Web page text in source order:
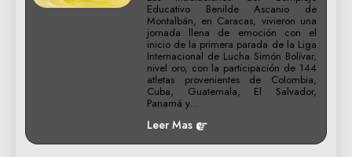
Educativo Benilde Ascanio de
Montalbán, en Caracas, vivieron una
jornada llena de emoción con el
inicio de la primera parada de la Liga
Internacional de Lucha Simón Bolívar,
nivel oro, con la participación de 144
atletas provenientes de Colombia,
Cuba, Guatemala, El Salvador,
Panamá y…
Leer Mas